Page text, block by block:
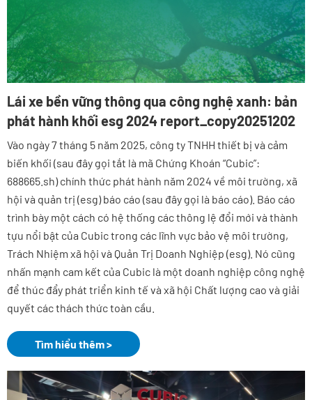
Lái xe bền vững thông qua công nghệ xanh: bản
phát hành khối esg 2024 report_copy20251202
Vào ngày 7 tháng 5 năm 2025, công ty TNHH thiết bị và cảm
biến khối (sau đây gọi tắt là mã Chứng Khoán “Cubic”:
688665.sh) chính thức phát hành năm 2024 về môi trường, xã
hội và quản trị (esg) báo cáo (sau đây gọi là báo cáo). Báo cáo
trình bày một cách có hệ thống các thông lệ đổi mới và thành
tựu nổi bật của Cubic trong các lĩnh vực bảo vệ môi trường,
Trách Nhiệm xã hội và Quản Trị Doanh Nghiệp (esg). Nó cũng
nhấn mạnh cam kết của Cubic là một doanh nghiệp công nghệ
để thúc đẩy phát triển kinh tế và xã hội Chất lượng cao và giải
quyết các thách thức toàn cầu.
Tìm hiểu thêm >